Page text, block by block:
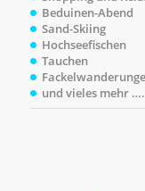
Beduinen-Abend
Sand-Skiing
Hochseefischen
Tauchen
und vieles mehr ….